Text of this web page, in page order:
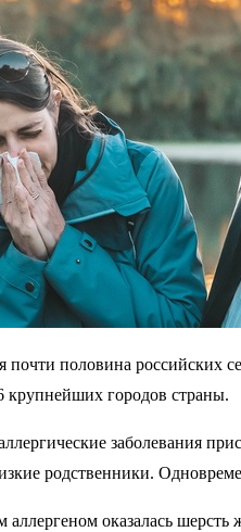
почти половина
крупнейших городов страны.
заболевания
родственники.
оказалась